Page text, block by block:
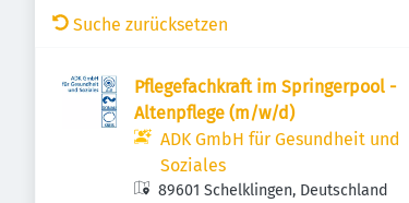
Suche zurücksetzen
Pflegefachkraft im Springerpool -
Altenpflege (m/w/d)
ADK GmbH für Gesundheit und
Soziales
89601 Schelklingen, Deutschland